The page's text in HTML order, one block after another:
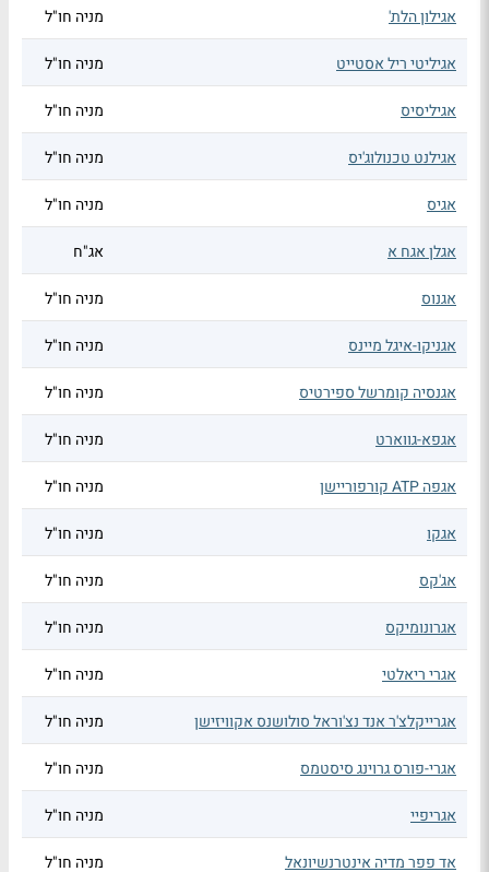
אגילון הלת' מניה חו"ל
אגיליטי ריל אסטייט מניה חו"ל
אגיליסיס מניה חו"ל
אגילנט טכנולוג'יס מניה חו"ל
אגיס מניה חו"ל
אגלן אגח א אג"ח
אגנוס מניה חו"ל
אגניקו-איגל מיינס מניה חו"ל
אגנסיה קומרשל ספירטיס מניה חו"ל
אגפא-גווארט מניה חו"ל
אגפה ATP קורפוריישן מניה חו"ל
אגקו מניה חו"ל
אג'קס מניה חו"ל
אגרונומיקס מניה חו"ל
אגרי ריאלטי מניה חו"ל
אגרייקלצ'ר אנד נצ'וראל סולושנס אקוויזישן מניה חו"ל
אגרי-פורס גרוינג סיסטמס מניה חו"ל
אגריפיי מניה חו"ל
אד פפר מדיה אינטרנשיונאל מניה חו"ל